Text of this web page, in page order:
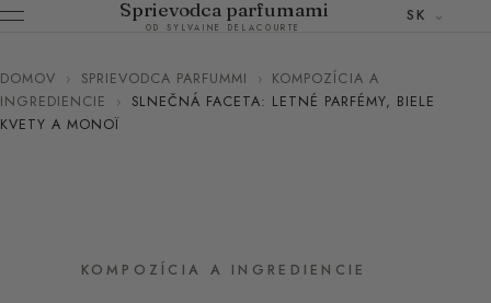
Sprievodca parfumami
OD SYLVAINE DELACOURTE
SK
DOMOV › SPRIEVODCA PARFUMMI › KOMPOZÍCIA A
INGREDIENCIE
›
SLNEČNÁ FACETA: LETNÉ PARFÉMY, BIELE
KVETY A MONOÏ
KOMPOZÍCIA A INGREDIENCIE